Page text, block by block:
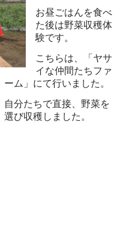
お昼ごはんを食べ
た後は野菜収穫体
験です。
こちらは、「ヤサ
イな仲間たちファ
ーム」にて行いました。
自分たちで直接、野菜を
選び収穫しました。